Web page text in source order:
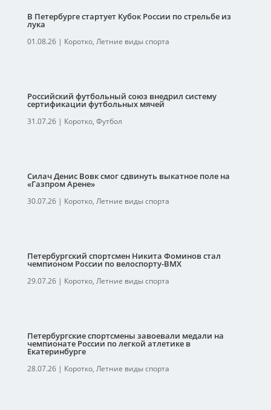
В Петербурге стартует Кубок России по стрельбе из
лука
01.08.26| Коротко, Летние виды спорта
Российский футбольный союз внедрил систему
сертификации футбольных мячей
31.07.26| Коротко, Футбол
Силач Денис Вовк смог сдвинуть выкатное поле на
«Газпром Арене»
30.07.26| Коротко, Летние виды спорта
Петербургский спортсмен Никита Фоминов стал
чемпионом России по велоспорту-ВМХ
29.07.26| Коротко, Летние виды спорта
Петербургские спортсмены завоевали медали на
чемпионате России по легкой атлетике в
Екатеринбурге
28.07.26| Коротко, Летние виды спорта